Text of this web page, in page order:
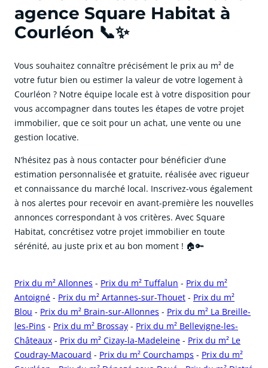
agence Square Habitat à
Courléon 📞✨
Vous souhaitez connaître précisément le prix au m² de
votre futur bien ou estimer la valeur de votre logement à
Courléon ? Notre équipe locale est à votre disposition pour
vous accompagner dans toutes les étapes de votre projet
immobilier, que ce soit pour un achat, une vente ou une
gestion locative.
N’hésitez pas à nous contacter pour bénéficier d’une
estimation personnalisée et gratuite, réalisée avec rigueur
et connaissance du marché local. Inscrivez-vous également
à nos alertes pour recevoir en avant-première les nouvelles
annonces correspondant à vos critères. Avec Square
Habitat, concrétisez votre projet immobilier en toute
sérénité, au juste prix et au bon moment ! 🏠🔑
Prix du m² Allonnes - Prix du m² Tuffalun - Prix du m²
Antoigné - Prix du m² Artannes-sur-Thouet - Prix du m²
Blou - Prix du m² Brain-sur-Allonnes - Prix du m² La Breille-
les-Pins - Prix du m² Brossay - Prix du m² Bellevigne-les-
Châteaux - Prix du m² Cizay-la-Madeleine - Prix du m² Le
Coudray-Macouard - Prix du m² Courchamps - Prix du m²